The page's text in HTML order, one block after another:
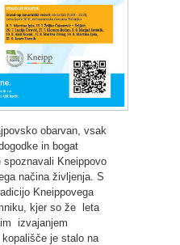
obarvan, vsak
in bogat
Kneippovo
načina življenja. S
Kneippovega
kjer so že leta
izvajanjem
je stalo na